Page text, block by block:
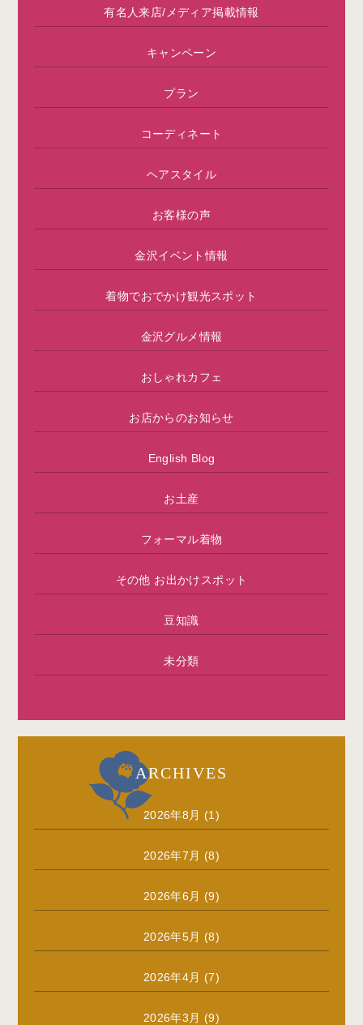
有名人来店/メディア掲載情報
キャンペーン
プラン
コーディネート
ヘアスタイル
お客様の声
金沢イベント情報
着物でおでかけ観光スポット
金沢グルメ情報
おしゃれカフェ
お店からのお知らせ
English Blog
お土産
フォーマル着物
その他 お出かけスポット
豆知識
未分類
ARCHIVES
2026年8月 (1)
2026年7月 (8)
2026年6月 (9)
2026年5月 (8)
2026年4月 (7)
2026年3月 (9)